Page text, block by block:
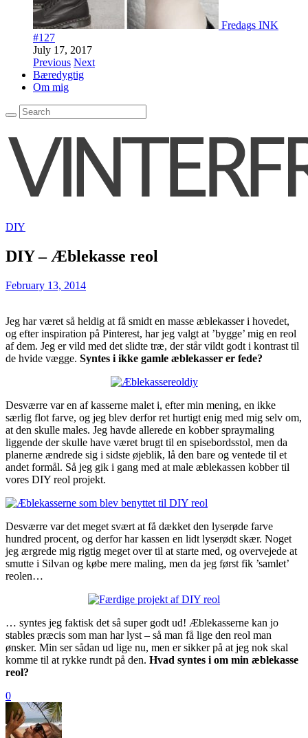
Fredags INK
#127
July 17, 2017
Previous Next
Bæredygtig
Om mig
DIY
DIY – Æblekasse reol
February 13, 2014
Jeg har været så heldig at få smidt en masse æblekasser i hovedet,
og efter inspiration på Pinterest, har jeg valgt at ’bygge’ mig en reol
af dem. Jeg er vild med det slidte træ, der står vildt godt i kontrast til
de hvide vægge. Syntes i ikke gamle æblekasser er fede?
Desværre var en af kasserne malet i, efter min mening, en ikke
særlig flot farve, og jeg blev derfor ret hurtigt enig med mig selv om,
at den skulle males. Jeg havde allerede en kobber spraymaling
liggende der skulle have været brugt til en spisebordsstol, men da
planerne ændrede sig i sidste øjeblik, lå den bare og ventede til et
andet formål. Så jeg gik i gang med at male æblekassen kobber til
vores DIY reol projekt.
Desværre var det meget svært at få dækket den lyserøde farve
hundred procent, og derfor har kassen en lidt lyserødt skær. Noget
jeg ærgrede mig rigtig meget over til at starte med, og overvejede at
smutte i Silvan og købe mere maling, men da jeg først fik ’samlet’
reolen…
… syntes jeg faktisk det så super godt ud! Æblekasserne kan jo
stables præcis som man har lyst – så man få lige den reol man
ønsker. Min ser sådan ud lige nu, men er sikker på at jeg nok skal
komme til at rykke rundt på den. Hvad syntes i om min æblekasse
reol?
0